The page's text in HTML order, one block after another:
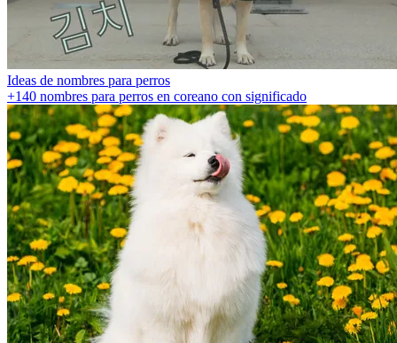
Ideas de nombres para perros
+140 nombres para perros en coreano con significado